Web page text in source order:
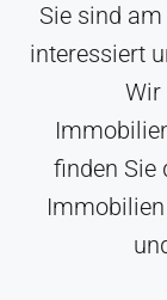
Sie sind
interessiert
Wir
finden Sie